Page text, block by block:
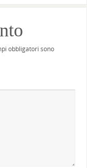
obbligatori sono